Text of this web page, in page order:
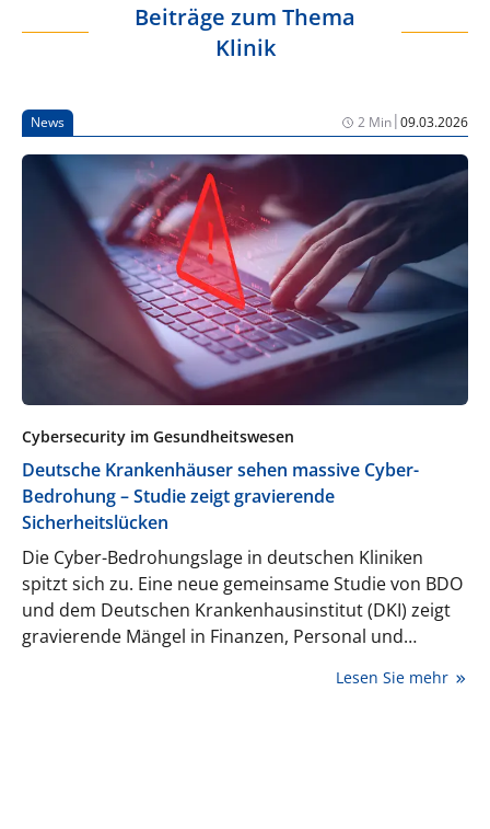
Beiträge zum Thema
Klinik
News 2 Min|09.03.2026
Cybersecurity im Gesundheitswesen
Deutsche Krankenhäuser sehen massive Cyber-
Bedrohung – Studie zeigt gravierende
Sicherheitslücken
Die Cyber-Bedrohungslage in deutschen Kliniken
spitzt sich zu. Eine neue gemeinsame Studie von BDO
und dem Deutschen Krankenhausinstitut (DKI) zeigt
gravierende Mängel in Finanzen, Personal und
für die Versorgungssicherheit. Die Ergebnisse
Lesen Sie mehr